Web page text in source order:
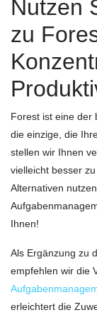
Nutzen
zu
Forest ist eine der
die einzige, die
stellen wir Ihnen
vielleicht besser
Alternativen
Ihnen!
Als Ergänzung zu
empfehlen wir die
erleichtert die